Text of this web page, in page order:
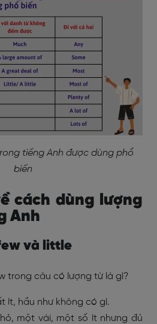
tiếng Anh được dùng phổ
biến
cách dùng lượng
Anh
và little
trong câu có lượng từ là gì?
ít, hầu như không có gì.
một vài, một số ít nhưng đủ